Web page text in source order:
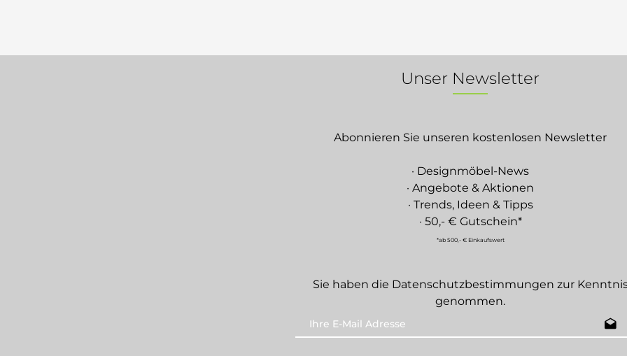
Unser Newsletter
Abonnieren Sie unseren kostenlosen Newsletter
· Designmöbel-News
· Angebote & Aktionen
· Trends, Ideen & Tipps
· 50,- € Gutschein*
*ab 500,- € Einkaufswert
Sie haben die Datenschutzbestimmungen zur
genommen.